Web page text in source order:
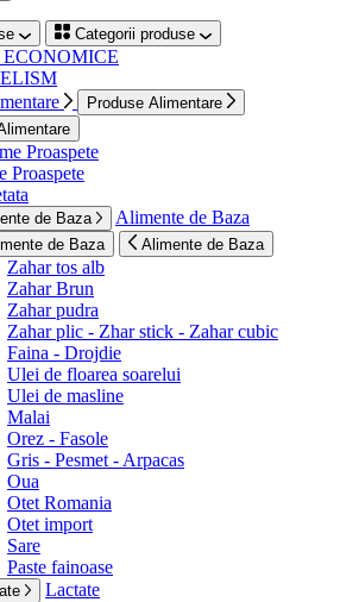
Categorii produse
Produse Alimentare
Proaspete
Proaspete
de Baza Alimente de Baza
de Baza Alimente de Baza
Zahar tos alb
Zahar Brun
Zahar pudra
Zahar plic - Zhar stick - Zahar cubic
Faina - Drojdie
Ulei de floarea soarelui
Ulei de masline
Malai
Orez - Fasole
Gris - Pesmet - Arpacas
Oua
Otet Romania
Otet import
Sare
Paste fainoase
Lactate